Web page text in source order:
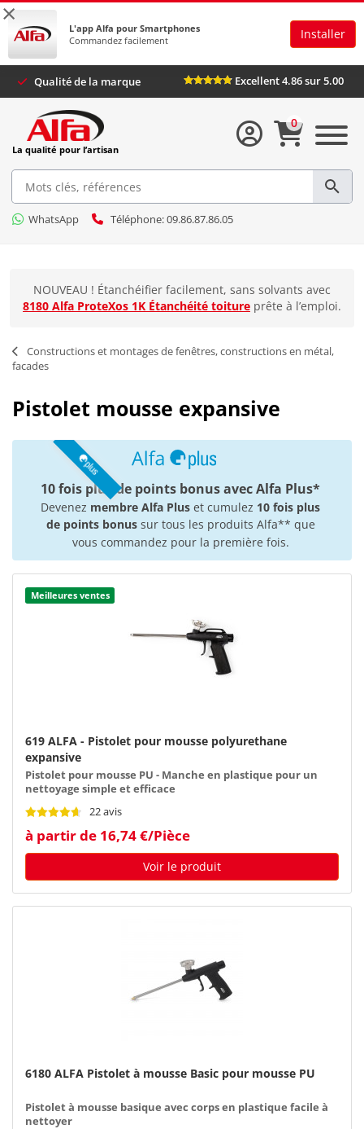
×
L'app Alfa pour Smartphones
Commandez facilement
Installer
Qualité de la marque Excellent 4.86 sur 5.00
La qualité pour l’artisan
WhatsApp Téléphone: 09.86.87.86.05
0
NOUVEAU ! Étanchéifier facilement, sans solvants avec
8180 Alfa ProteXos 1K Étanchéité toiture prête à l’emploi.
Constructions et montages de fenêtres, constructions en métal,
facades
Pistolet mousse expansive
10 fois plus de points bonus avec Alfa Plus*
Devenez membre Alfa Plus et cumulez 10 fois plus
de points bonussur tous les produits Alfa** que
vous commandez pour la première fois.
Meilleures ventes
619 ALFA - Pistolet pour mousse polyurethane
expansive
Pistolet pour mousse PU - Manche en plastique pour un
nettoyage simple et efficace
22 avis
à partir de 16,74 €/Pièce
Voir le produit
6180 ALFA Pistolet à mousse Basic pour mousse PU
Pistolet à mousse basique avec corps en plastique facile à
nettoyer